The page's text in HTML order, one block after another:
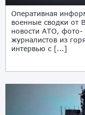
Оперативная
военные сводки от
новости АТО, фото-
журналистов из
интервью с [...]